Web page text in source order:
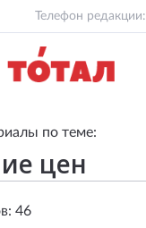
Телефон редакции:
по теме:
46